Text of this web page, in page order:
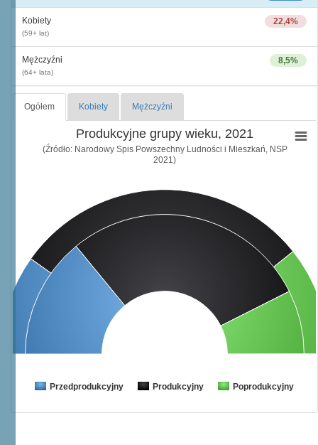
22,4%
Kobiety
(59+ lat)
8,5%
Mężczyźni
(64+ lata)
Ogółem Kobiety Mężczyźni
Produkcyjne grupy wieku, 2021
(Źródło: Narodowy Spis Powszechny Ludności i Mieszkań, NSP
2021)
Przedprodukcyjny Produkcyjny Poprodukcyjny